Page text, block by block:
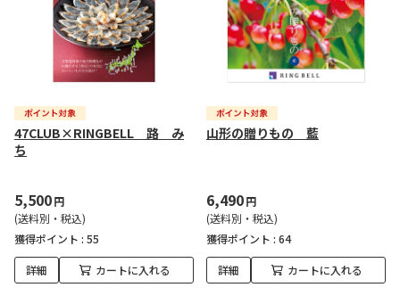
47CLUB×RINGBELL 路 み
ち
5,500円
(送料別・税込)
獲得ポイント : 55
詳細 カートに入れる
山形の贈りもの 藍
6,490円
(送料別・税込)
獲得ポイント : 64
詳細 カートに入れる